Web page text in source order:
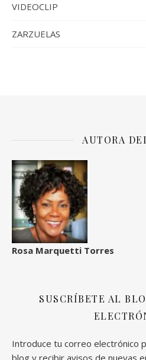
VIDEOCLIP
ZARZUELAS
AUTORA
Rosa Marquetti Torres
SUSCRÍBETE AL
Introduce tu correo electrónico